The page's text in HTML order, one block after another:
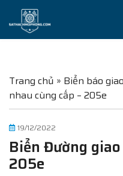
Trang chủ » Biển báo
nhau cùng cấp – 205e
19/12/2022
Biển Đường
205e